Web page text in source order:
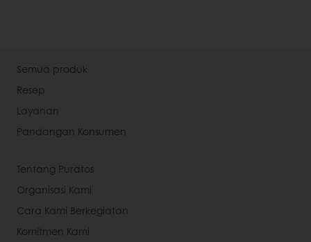
Semua produk
Resep
Layanan
Pandangan Konsumen
Tentang Puratos
Organisasi Kami
Cara Kami Berkegiatan
Komitmen Kami